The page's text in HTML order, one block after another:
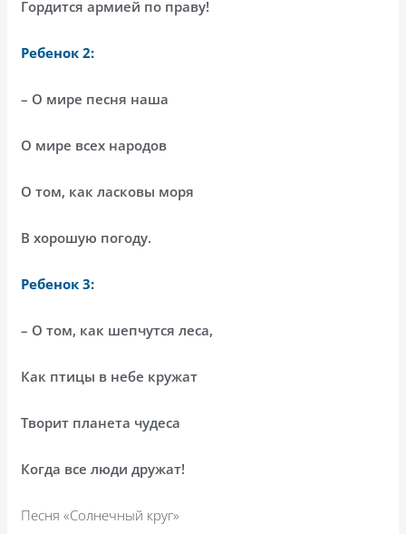
Гордится армией по праву!
Ребенок 2:
– О мире песня наша
О мире всех народов
О том, как ласковы моря
В хорошую погоду.
Ребенок 3:
– О том, как шепчутся леса,
Как птицы в небе кружат
Творит планета чудеса
Когда все люди дружат!
Песня «Солнечный круг»